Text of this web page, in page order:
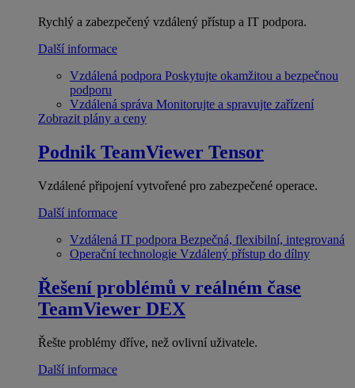
Rychlý a zabezpečený vzdálený přístup a IT podpora.
Další informace
Vzdálená podpora Poskytujte okamžitou a bezpečnou
podporu
Vzdálená správa Monitorujte a spravujte zařízení
Zobrazit plány a ceny
Podnik TeamViewer Tensor
Vzdálené připojení vytvořené pro zabezpečené operace.
Další informace
Vzdálená IT podpora Bezpečná, flexibilní, integrovaná
Operační technologie Vzdálený přístup do dílny
Řešení problémů v reálném čase
TeamViewer DEX
Řešte problémy dříve, než ovlivní uživatele.
Další informace